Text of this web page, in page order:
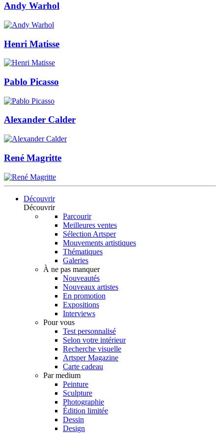
Andy Warhol
Henri Matisse
Pablo Picasso
Alexander Calder
René Magritte
Découvrir
Découvrir
Parcourir
Meilleures ventes
Sélection Artsper
Mouvements artistiques
Thématiques
Galeries
À ne pas manquer
Nouveautés
Nouveaux artistes
En promotion
Expositions
Interviews
Pour vous
Test personnalisé
Selon votre intérieur
Recherche visuelle
Artsper Magazine
Carte cadeau
Par medium
Peinture
Sculpture
Photographie
Édition limitée
Dessin
Design